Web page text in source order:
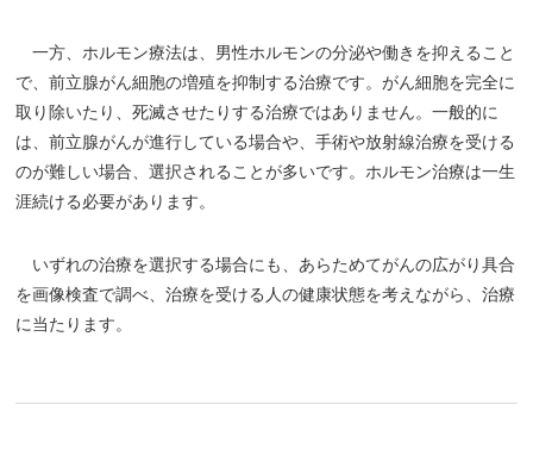
一方、ホルモン療法は、男性ホルモンの分泌や働きを抑えること
で、前立腺がん細胞の増殖を抑制する治療です。がん細胞を完全に
取り除いたり、死滅させたりする治療ではありません。一般的に
は、前立腺がんが進行している場合や、手術や放射線治療を受ける
のが難しい場合、選択されることが多いです。ホルモン治療は一生
涯続ける必要があります。
いずれの治療を選択する場合にも、あらためてがんの広がり具合
を画像検査で調べ、治療を受ける人の健康状態を考えながら、治療
に当たります。